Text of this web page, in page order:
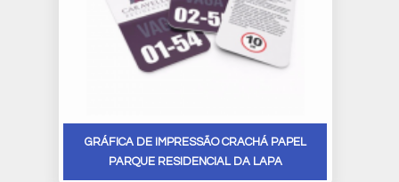
GRÁFICA DE IMPRESSÃO CRACHÁ PAPEL
PARQUE RESIDENCIAL DA LAPA